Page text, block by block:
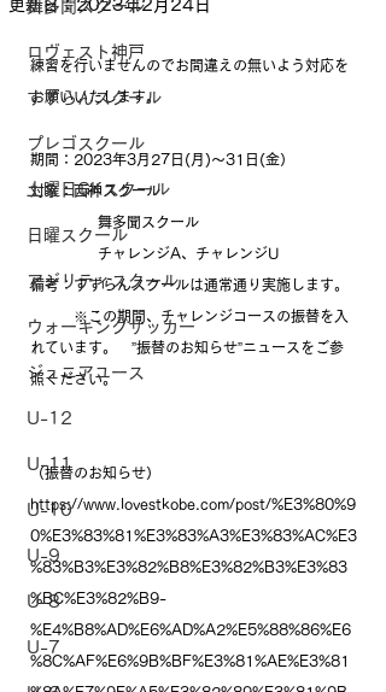
舞多聞スクール
ロヴェスト神戸
すずらんスクール
プレゴスクール
土曜日GKスクール
日曜スクール
アジリティスクール
ウォーキングサッカー
ジュニアユース
U-12
U-11
U-10
U-9
U-8
U-7
更新日：2023年2月24日
練習を行いませんのでお間違えの無いよう対応を
お願いいたします。
期間：2023年3月27日(月)～31日(金）
対象：西神スクール
              舞多聞スクール
              チャレンジA、チャレンジU
備考：すずらんスクールは通常通り実施します。
※この期間、チャレンジコースの振替を入
れています。　”振替のお知らせ”ニュースをご参
照ください。
（振替のお知らせ）
https://www.lovestkobe.com/post/%E3%80%9
0%E3%83%81%E3%83%A3%E3%83%AC%E3
%83%B3%E3%82%B8%E3%82%B3%E3%83
%BC%E3%82%B9-
%E4%B8%AD%E6%AD%A2%E5%88%86%E6
%8C%AF%E6%9B%BF%E3%81%AE%E3%81